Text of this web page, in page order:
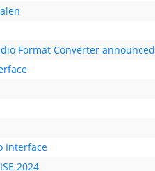
Format Converter announced
Interface
2024